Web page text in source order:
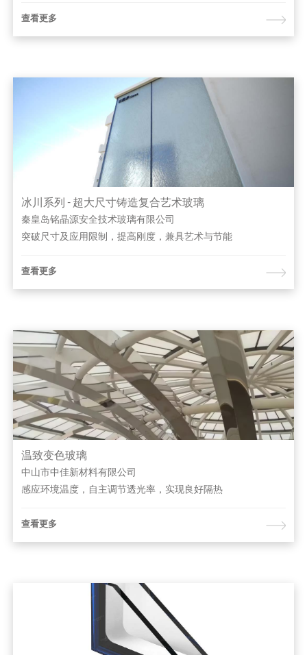
查看更多
冰川系列 - 超大尺寸铸造复合艺术玻璃
秦皇岛铭晶源安全技术玻璃有限公司
突破尺寸及应用限制，提高刚度，兼具艺术与节能
查看更多
温致变色玻璃
中山市中佳新材料有限公司
感应环境温度，自主调节透光率，实现良好隔热
查看更多